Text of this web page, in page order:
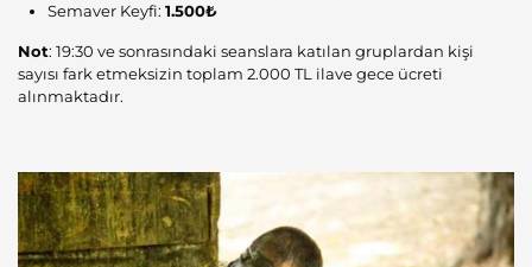
Semaver Keyfi: 1.500₺
Not: 19:30 ve sonrasındaki seanslara katılan gruplardan kişi
sayısı fark etmeksizin toplam 2.000 TL ilave gece ücreti
alınmaktadır.